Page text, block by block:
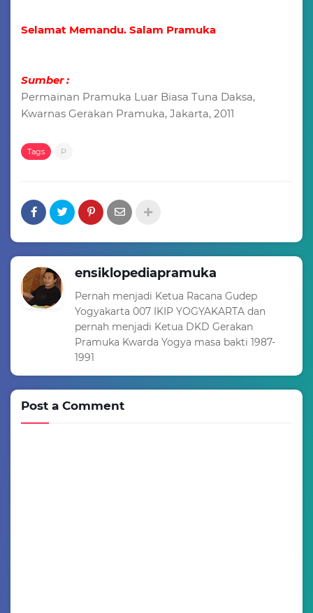
Selamat Memandu. Salam Pramuka
Sumber :
Permainan Pramuka Luar Biasa Tuna Daksa,
Kwarnas Gerakan Pramuka, Jakarta, 2011
Tags P
ensiklopediapramuka
Pernah menjadi Ketua Racana Gudep
Yogyakarta 007 IKIP YOGYAKARTA dan
pernah menjadi Ketua DKD Gerakan
Pramuka Kwarda Yogya masa bakti 1987-
1991
Post a Comment